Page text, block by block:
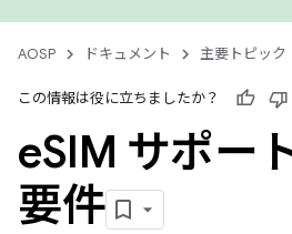
AOSP ドキュメント 主要トピック
この情報は役に立ちましたか？
eSIM サポー
要件